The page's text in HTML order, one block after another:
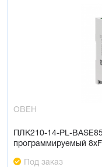
ОВЕН
ПЛК210-14-PL-
программируемый
Под заказ